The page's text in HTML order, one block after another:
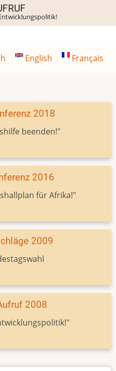
English Français
2018
beenden!"
2016
für Afrika!"
2009
2008